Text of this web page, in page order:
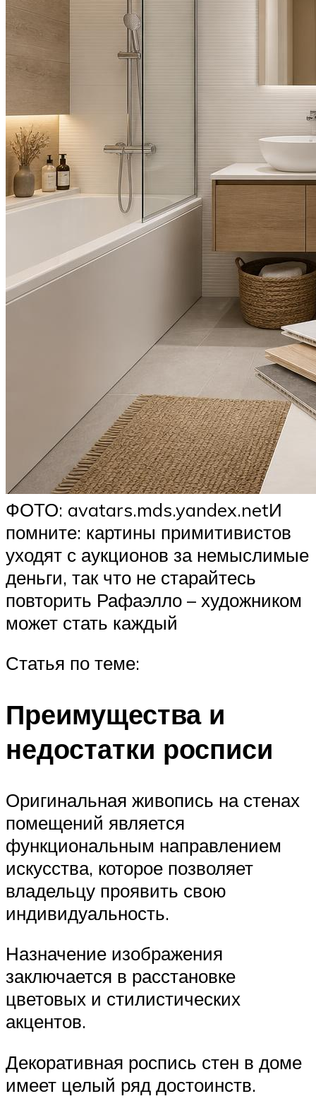
ФОТО: avatars.mds.yandex.netИ
помните: картины примитивистов
уходят с аукционов за немыслимые
деньги, так что не старайтесь
повторить Рафаэлло – художником
может стать каждый
Статья по теме:
Преимущества и
недостатки росписи
Оригинальная живопись на стенах
помещений является
функциональным направлением
искусства, которое позволяет
владельцу проявить свою
индивидуальность.
Назначение изображения
заключается в расстановке
цветовых и стилистических
акцентов.
Декоративная роспись стен в доме
имеет целый ряд достоинств.